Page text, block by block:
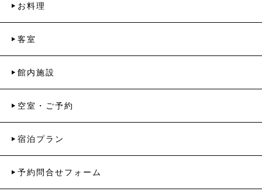
お料理
客室
館内施設
空室・ご予約
宿泊プラン
予約問合せフォーム